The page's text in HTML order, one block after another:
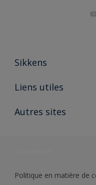
Sikkens
A propos de Sikkens
Liens utiles
Ouvrir un magasin PASS
Autres sites
Politique en matière de